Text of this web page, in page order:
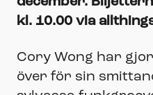
kl. 10.00 via
Cory Wong har
över för sin